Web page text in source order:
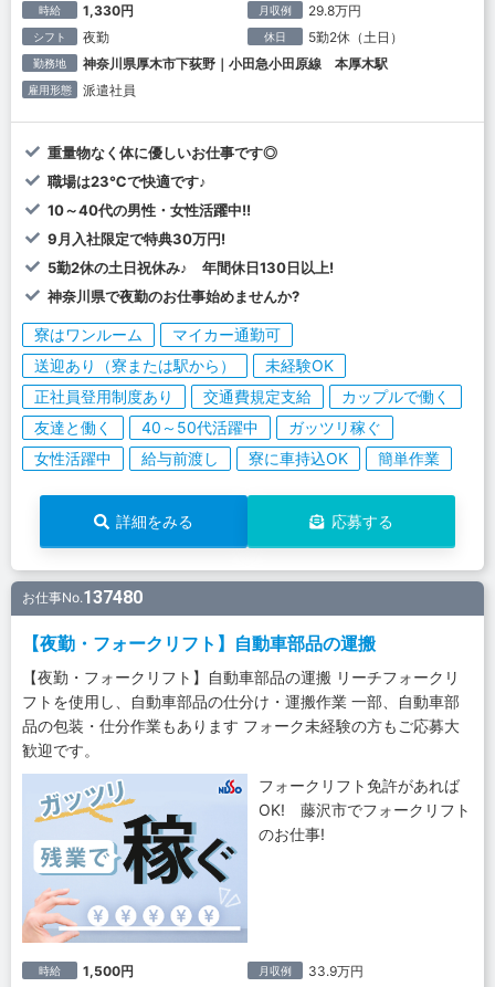
時給 1,330円 月収例 29.8万円
シフト 夜勤 休日 5勤2休（土日）
勤務地 神奈川県厚木市下荻野｜小田急小田原線 本厚木駅
雇用形態 派遣社員
重量物なく体に優しいお仕事です◎
職場は23℃で快適です♪
10～40代の男性・女性活躍中!!
9月入社限定で特典30万円!
5勤2休の土日祝休み♪ 年間休日130日以上!
神奈川県で夜勤のお仕事始めませんか?
寮はワンルーム
マイカー通勤可
送迎あり（寮または駅から）
未経験OK
正社員登用制度あり
交通費規定支給
カップルで働く
友達と働く
40～50代活躍中
ガッツリ稼ぐ
女性活躍中
給与前渡し 寮に車持込OK 簡単作業
詳細をみる 応募する
お仕事No.137480
【夜勤・フォークリフト】自動車部品の運搬
【夜勤・フォークリフト】自動車部品の運搬 リーチフォークリ
フトを使用し、自動車部品の仕分け・運搬作業 一部、自動車部
品の包装・仕分作業もあります フォーク未経験の方もご応募大
歓迎です。
フォークリフト免許があれば
OK! 藤沢市でフォークリフト
のお仕事!
時給 1,500円 月収例 33.9万円